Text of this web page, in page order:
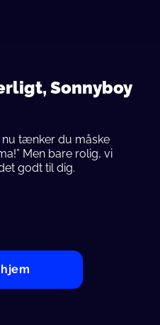
Sonnyboy
nu tænker du måske
Men bare rolig, vi
godt til dig.